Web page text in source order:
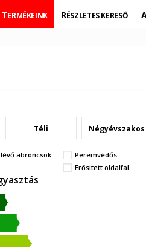
TERMÉKEINK RÉSZLETES KERESŐ
Téli Négyévszakos
abroncsok
Peremvédős
Erősitett oldalfal